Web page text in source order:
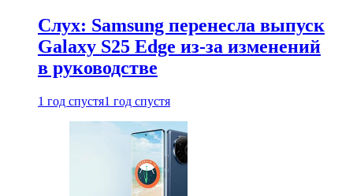
Слух: Samsung перенесла выпуск
Galaxy S25 Edge из-за изменений
в руководстве
1 год спустя1 год спустя